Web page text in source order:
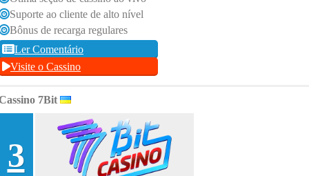
Suporte ao cliente de alto nível
Bônus de recarga regulares
Ler Comentário
Visite o Cassino
7Bit
3